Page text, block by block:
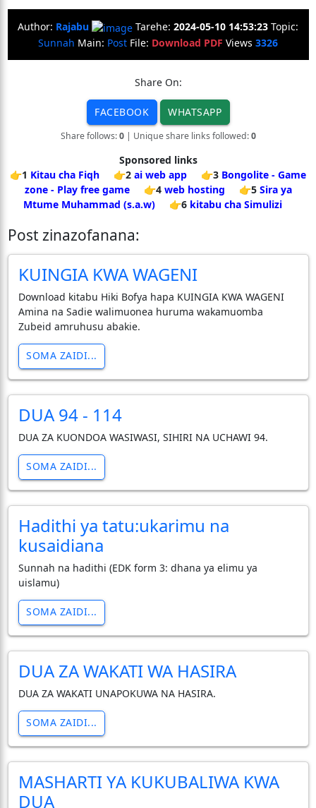
Author: Rajabu Tarehe: 2024-05-10 14:53:23 Topic:
Sunnah Main: Post File: Download PDF Views 3326
Share On:
FACEBOOK WHATSAPP
Share follows:0| Unique share links followed:0
Sponsored links
👉1 Kitau cha Fiqh 👉2 ai web app 👉3 Bongolite - Game
zone - Play free game
👉4 web hosting 👉5 Sira ya
Mtume Muhammad (s.a.w)
👉6 kitabu cha Simulizi
Post zinazofanana:
KUINGIA KWA WAGENI
Download kitabu Hiki Bofya hapa KUINGIA KWA WAGENI
Amina na Sadie walimuonea huruma wakamuomba
Zubeid amruhusu abakie.
SOMA ZAIDI...
DUA 94 - 114
DUA ZA KUONDOA WASIWASI, SIHIRI NA UCHAWI 94.
SOMA ZAIDI...
Hadithi ya tatu:ukarimu na
kusaidiana
Sunnah na hadithi (EDK form 3: dhana ya elimu ya
uislamu)
SOMA ZAIDI...
DUA ZA WAKATI WA HASIRA
DUA ZA WAKATI UNAPOKUWA NA HASIRA.
SOMA ZAIDI...
MASHARTI YA KUKUBALIWA KWA
DUA